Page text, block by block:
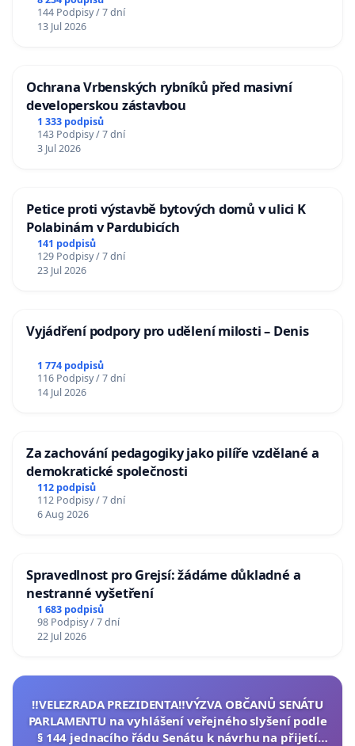
144 Podpisy / 7 dní
13 Jul 2026
Ochrana Vrbenských rybníků před masivní
developerskou zástavbou
1 333 podpisů
143 Podpisy / 7 dní
3 Jul 2026
Petice proti výstavbě bytových domů v ulici K
Polabinám v Pardubicích
141 podpisů
129 Podpisy / 7 dní
23 Jul 2026
Vyjádření podpory pro udělení milosti – Denis
1 774 podpisů
116 Podpisy / 7 dní
14 Jul 2026
Za zachování pedagogiky jako pilíře vzdělané a
demokratické společnosti
112 podpisů
112 Podpisy / 7 dní
6 Aug 2026
Spravedlnost pro Grejsí: žádáme důkladné a
nestranné vyšetření
1 683 podpisů
98 Podpisy / 7 dní
22 Jul 2026
‼️VELEZRADA PREZIDENTA‼️VÝZVA OBČANŮ SENÁTU
PARLAMENTU na vyhlášení veřejného slyšení podle
§ 144 jednacího řádu Senátu k návrhu na přijetí